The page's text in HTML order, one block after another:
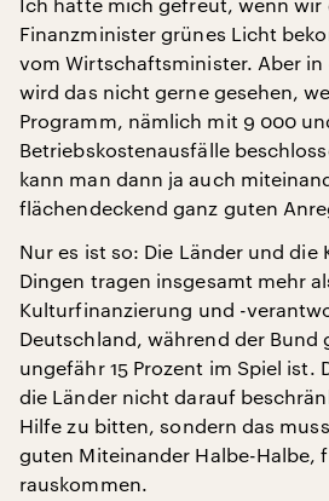
Finanzminister grünes Licht
vom Wirtschaftsminister. Aber
wird das nicht gerne gesehen,
Programm, nämlich mit 9 000
Betriebskostenausfälle
kann man dann ja auch
flächendeckend ganz guten
Nur es ist so: Die Länder und die
Dingen tragen insgesamt mehr
Kulturfinanzierung und -
Deutschland, während der Bund
ungefähr 15 Prozent im Spiel ist.
die Länder nicht darauf
Hilfe zu bitten, sondern das
guten Miteinander Halbe-Halbe,
rauskommen.